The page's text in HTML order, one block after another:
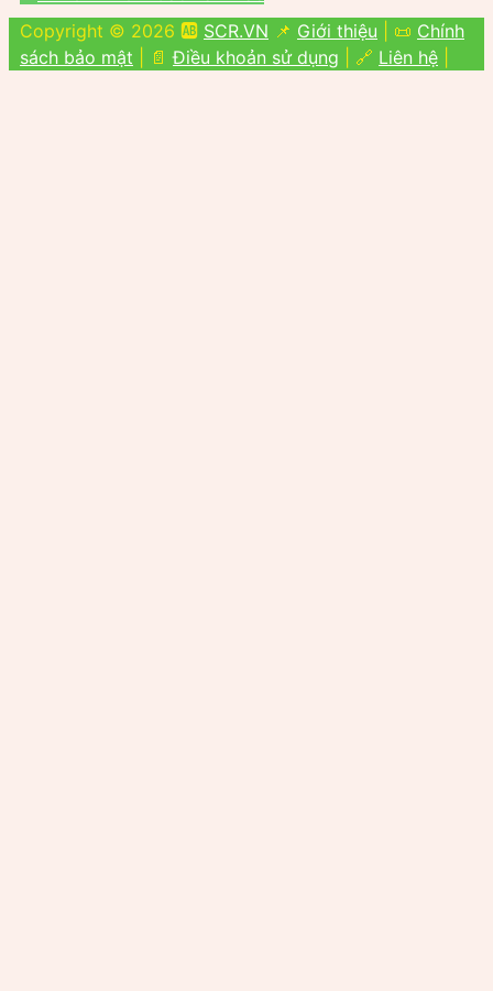
Copyright © 2026 🆎 SCR.VN 📌 Giới thiệu | 📜 Chính
sách bảo mật | 📄Điều khoản sử dụng | 🔗 Liên hệ